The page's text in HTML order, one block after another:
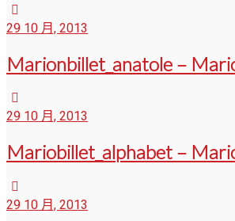
29 10 月, 2013
Marionbillet_anatole –
29 10 月, 2013
Mariobillet_alphabet –
29 10 月, 2013